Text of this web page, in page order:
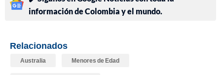
información de Colombia y el mundo.
Relacionados
Australia Menores de Edad